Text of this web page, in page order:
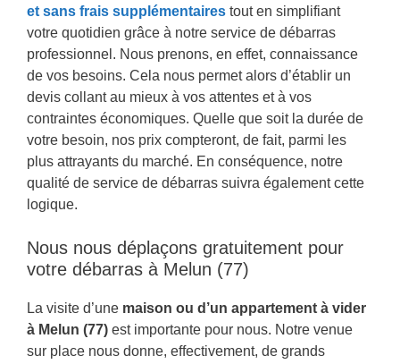
et sans frais supplémentaires tout en simplifiant
votre quotidien grâce à notre service de débarras
professionnel. Nous prenons, en effet, connaissance
de vos besoins. Cela nous permet alors d’établir un
devis collant au mieux à vos attentes et à vos
contraintes économiques. Quelle que soit la durée de
votre besoin, nos prix compteront, de fait, parmi les
plus attrayants du marché. En conséquence, notre
qualité de service de débarras suivra également cette
logique.
Nous nous déplaçons gratuitement pour
votre débarras à Melun (77)
La visite d’une maison ou d’un appartement à vider
à Melun (77) est importante pour nous. Notre venue
sur place nous donne, effectivement, de grands